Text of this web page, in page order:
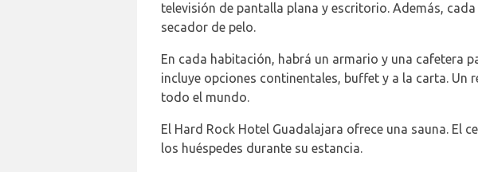
televisión de pantalla plana y escritorio. Además,
secador de pelo.
En cada habitación, habrá un armario y una cafetera
incluye opciones continentales, buffet y a la carta. Un
todo el mundo.
El Hard Rock Hotel Guadalajara ofrece una sauna. El
los huéspedes durante su estancia.